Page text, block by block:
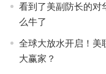
看到了美副防长的对
么牛了
全球大放水开启！美
大赢家？